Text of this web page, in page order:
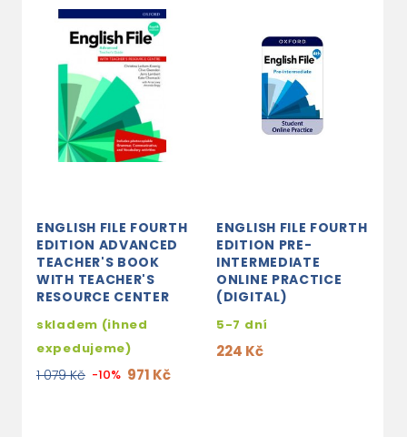
ENGLISH FILE FOURTH
EDITION ADVANCED
TEACHER'S BOOK
WITH TEACHER'S
RESOURCE CENTER
skladem (ihned
expedujeme)
1 079 Kč -10% 971 Kč
ENGLISH FILE FOURTH
EDITION PRE-
INTERMEDIATE
ONLINE PRACTICE
(DIGITAL)
5-7 dní
224 Kč